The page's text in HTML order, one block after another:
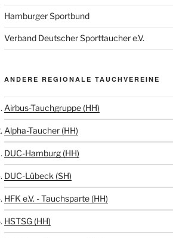
Hamburger Sportbund
Verband Deutscher Sporttaucher e.V.
ANDERE REGIONALE TAUCHVEREINE
Airbus-Tauchgruppe (HH)
Alpha-Taucher (HH)
DUC-Hamburg (HH)
DUC-Lübeck (SH)
HFK e.V. - Tauchsparte (HH)
HSTSG (HH)